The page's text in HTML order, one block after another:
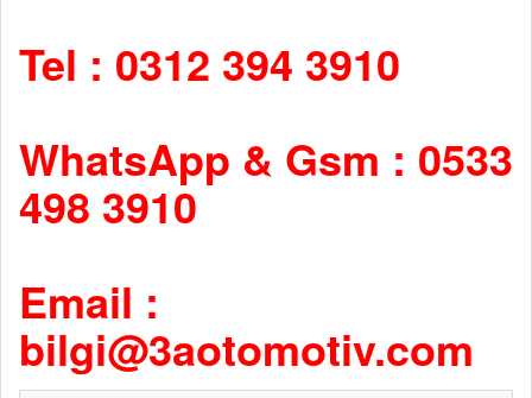
Tel : 0312 394 3910
WhatsApp & Gsm : 0533
498 3910
Email :
bilgi@3aotomotiv.com